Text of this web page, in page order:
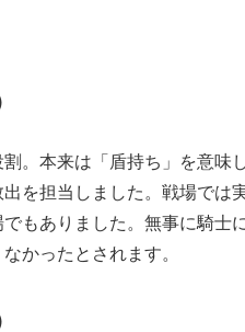
。本来は「盾持ち」を意味
を担当しました。戦場では
もありました。無事に騎士
かったとされます。